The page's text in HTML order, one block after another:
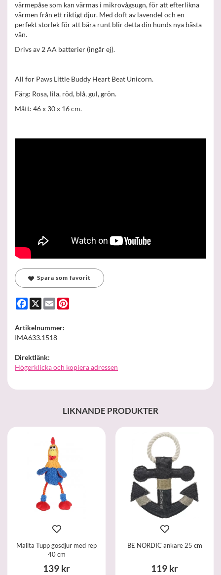
värmepåse som kan värmas i mikrovågsugn, för att efterlikna
värmen från ett riktigt djur. Med doft av lavendel och en
perfekt storlek för att bära runt blir detta din hunds nya bästa
vän.
Drivs av 2 AA batterier (ingår ej).
All for Paws Little Buddy Heart Beat Unicorn.
Färg: Rosa, lila, röd, blå, gul, grön.
Mått: 46 x 30 x 16 cm.
Spara som favorit
Facebook
X Email
Artikelnummer:
IMA633.1518
Direktlänk:
Högerklicka och kopiera adressen
LIKNANDE PRODUKTER
Malita Tupp gosdjur med rep
40 cm
139 kr
BE NORDIC ankare 25 cm
119 kr